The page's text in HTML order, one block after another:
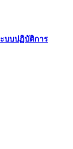
บบปฏิบัติการ